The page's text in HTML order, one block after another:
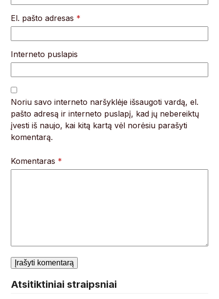
El. pašto adresas *
Interneto puslapis
Noriu savo interneto naršyklėje išsaugoti vardą, el.
pašto adresą ir interneto puslapį, kad jų nebereiktų
įvesti iš naujo, kai kitą kartą vėl norėsiu parašyti
komentarą.
Komentaras *
Atsitiktiniai straipsniai